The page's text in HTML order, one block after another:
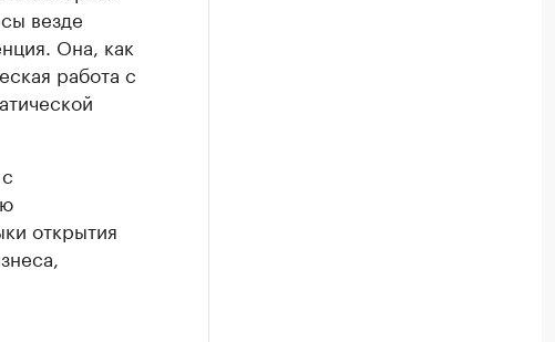
везде
Она, как
работа с
открытия